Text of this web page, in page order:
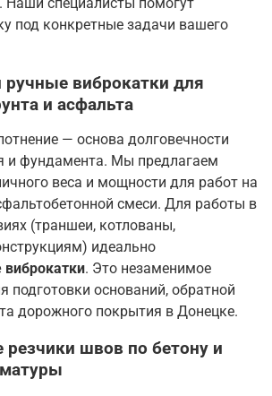
под конкретные задачи вашего
ручные виброкатки для
и асфальта
— основа долговечности
и фундамента. Мы предлагаем
веса и мощности для работ на
смеси. Для работы в
(траншеи, котлованы,
идеально
. Это незаменимое
подготовки оснований, обратной
дорожного покрытия в Донецке.
резчики швов по бетону и